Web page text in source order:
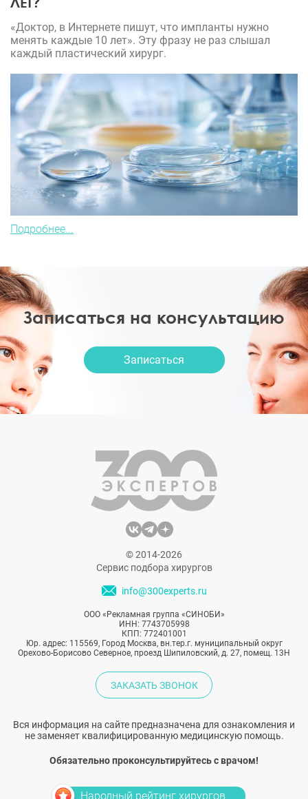
«Доктор, в Интернете пишут, что импланты нужно
менять каждые 10 лет». Эту фразу не раз слышал
каждый пластический хирург.
Подробнее...
Записаться на консультацию
Записаться
© 2014-2026
Сервис подбора хирургов
info@300experts.ru
ООО «Рекламная группа «СИНОБИ»
ИНН: 7743705998
КПП: 772401001
Юр. адрес: 115569, Город Москва, вн.тер.г. муниципальный округ
Орехово-Борисово Северное, проезд Шипиловский, д. 27, помещ. 13Н
ЗАКАЗАТЬ ЗВОНОК
Вся информация на сайте предназначена для ознакомления и
не заменяет квалифицированную медицинскую помощь.
Обязательно проконсультируйтесь с врачом!
Народный рейтинг хирургов